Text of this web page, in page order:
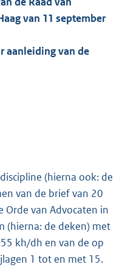
van 11 september
aanleiding van de
(hierna ook: de
van de brief van 20
Orde van Advocaten in
(hierna: de deken) met
kh/dh en van de op
1 tot en met 15.